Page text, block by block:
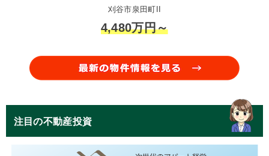
刈谷市泉田町II
4,480万円～
注目の不動産投資